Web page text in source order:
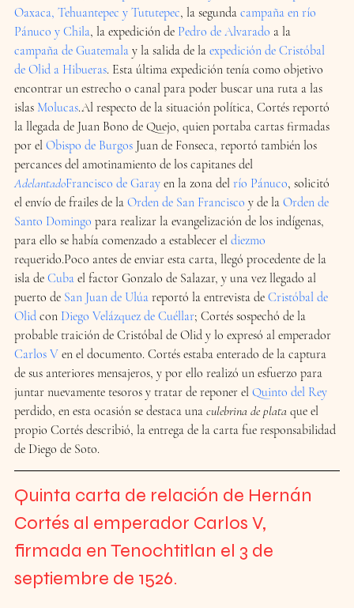
Oaxaca, Tehuantepec y Tututepec, la segunda campaña en río
Pánuco y Chila, la expedición de Pedro de Alvarado a la
campaña de Guatemala y la salida de la expedición de Cristóbal
de Olid a Hibueras. Esta última expedición tenía como objetivo
encontrar un estrecho o canal para poder buscar una ruta a las
islas Molucas.Al respecto de la situación política, Cortés reportó
la llegada de Juan Bono de Quejo, quien portaba cartas firmadas
por el Obispo de Burgos Juan de Fonseca, reportó también los
percances del amotinamiento de los capitanes del
AdelantadoFrancisco de Garay en la zona del río Pánuco, solicitó
el envío de frailes de la Orden de San Francisco y de la Orden de
Santo Domingo para realizar la evangelización de los indígenas,
para ello se había comenzado a establecer el diezmo
requerido.Poco antes de enviar esta carta, llegó procedente de la
isla de Cuba el factor Gonzalo de Salazar, y una vez llegado al
puerto de San Juan de Ulúa reportó la entrevista de Cristóbal de
Olid con Diego Velázquez de Cuéllar; Cortés sospechó de la
probable traición de Cristóbal de Olid y lo expresó al emperador
Carlos V en el documento. Cortés estaba enterado de la captura
de sus anteriores mensajeros, y por ello realizó un esfuerzo para
juntar nuevamente tesoros y tratar de reponer el Quinto del Rey
perdido, en esta ocasión se destaca una culebrina de plata que el
propio Cortés describió, la entrega de la carta fue responsabilidad
de Diego de Soto.
Quinta carta de relación de Hernán
Cortés al emperador Carlos V,
firmada en Tenochtitlan el 3 de
septiembre de 1526.